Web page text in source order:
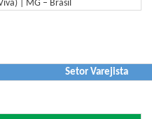
| MG – Brasil
Setor Varejista